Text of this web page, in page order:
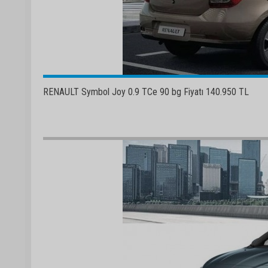
RENAULT Symbol Joy 0.9 TCe 90 bg Fiyatı 140.950 TL